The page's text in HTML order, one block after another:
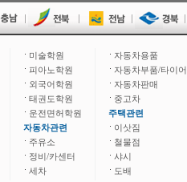
미술학원
피아노학원
외국어학원
태권도학원
운전면허학원
자동차관련
주유소
정비/카센터
세차
자동차용품
자동차부품/타이어
자동차판매
중고차
주택관련
이삿짐
철물점
샤시
도배